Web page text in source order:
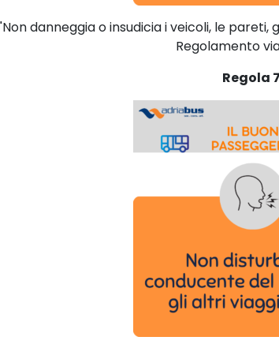
danneggia o insudicia i veicoli, le
Regolamento
Regola 7